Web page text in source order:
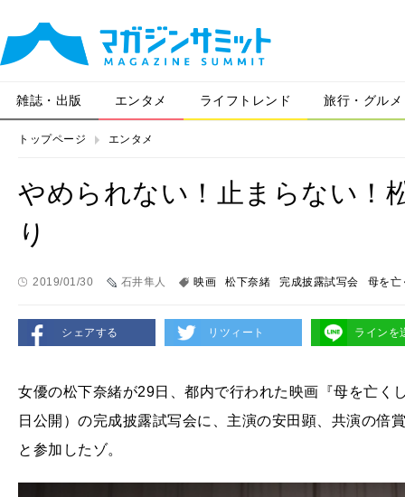
雑誌・出版 エンタメ ライフトレンド 旅行・グルメ
トップページ エンタメ
やめられない！止まらない！
り
2019/01/30 石井隼人 映画 松下奈緒 完成披露試写会 母を亡
シェアする リツィート ラインを
女優の松下奈緒が29日、都内で行われた映画『母を亡く
日公開）の完成披露試写会に、主演の安田顕、共演の倍
と参加したゾ。